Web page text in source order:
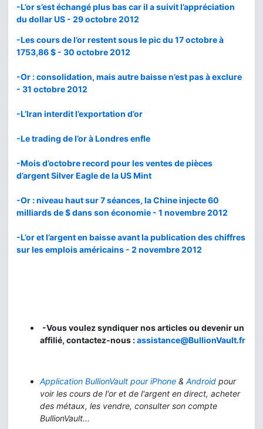
-L’or s’est échangé plus bas car il a suivit l’appréciation
du dollar US - 29 octobre 2012
-Les cours de l’or restent sous le pic du 17 octobre à
1753,86 $ - 30 octobre 2012
-Or : consolidation, mais autre baisse n’est pas à exclure
- 31 octobre 2012
-L’Iran interdit l’exportation d’or
-Le trading de l’or à Londres enfle
-Mois d’octobre record pour les ventes de pièces
d’argent Silver Eagle de la US Mint
-Or : niveau haut sur 7 séances, la Chine injecte 60
milliards de $ dans son économie - 1 novembre 2012
-L’or et l’argent en baisse avant la publication des chiffres
sur les emplois américains - 2 novembre 2012
-Vous voulez syndiquer nos articles ou devenir un
affilié, contactez-nous :assistance@BullionVault.fr
Application BullionVault pour iPhone & Android pour
voir les cours de l'or et de l'argent en direct, acheter
des métaux, les vendre, consulter son compte
BullionVault...